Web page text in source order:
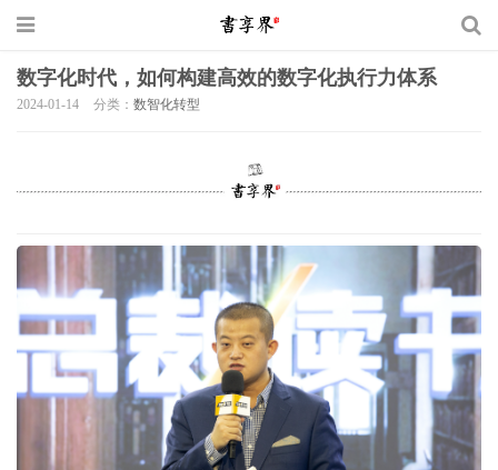
数字化时代，如何构建高效的数字化执行力体系
2024-01-14 分类： 数智化转型